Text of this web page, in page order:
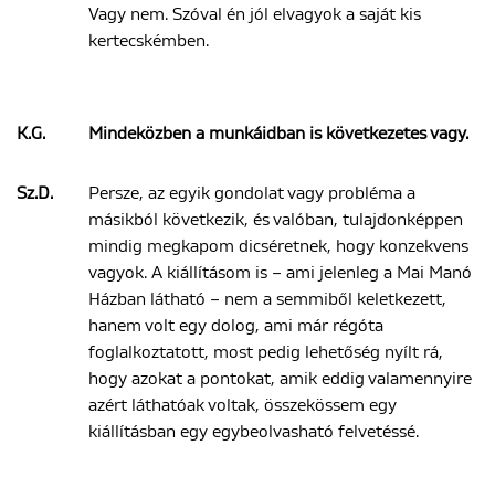
Vagy nem. Szóval én jól elvagyok a saját kis
kertecskémben.
K.G. Mindeközben a munkáidban is következetes vagy.
Sz.D.
Persze, az egyik gondolat vagy probléma a
másikból következik, és valóban, tulajdonképpen
mindig megkapom dicséretnek, hogy konzekvens
vagyok. A kiállításom is – ami jelenleg a Mai Manó
Házban látható – nem a semmiből keletkezett,
hanem volt egy dolog, ami már régóta
foglalkoztatott, most pedig lehetőség nyílt rá,
hogy azokat a pontokat, amik eddig valamennyire
azért láthatóak voltak, összekössem egy
kiállításban egy egybeolvasható felvetéssé.